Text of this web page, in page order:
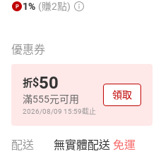
1% (賺2點)
優惠券
折$50
滿555元可用
2026/08/09 15:59截止
領取
配送 無實體配送 免運